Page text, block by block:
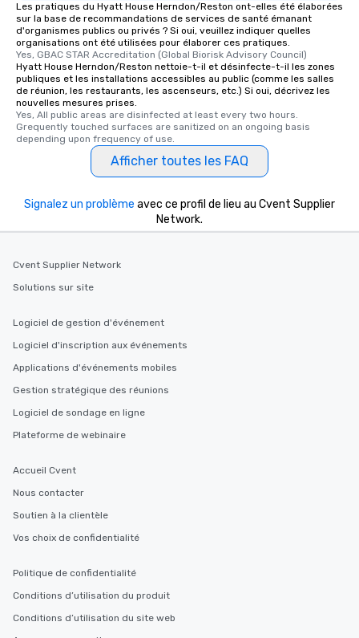
Les pratiques du Hyatt House Herndon/Reston ont-elles été élaborées
sur la base de recommandations de services de santé émanant
d'organismes publics ou privés ? Si oui, veuillez indiquer quelles
organisations ont été utilisées pour élaborer ces pratiques.
Yes, GBAC STAR Accreditation (Global Biorisk Advisory Council)
Hyatt House Herndon/Reston nettoie-t-il et désinfecte-t-il les zones
publiques et les installations accessibles au public (comme les salles
de réunion, les restaurants, les ascenseurs, etc.) Si oui, décrivez les
nouvelles mesures prises.
Yes, All public areas are disinfected at least every two hours.
Grequently touched surfaces are sanitized on an ongoing basis
depending upon frequency of use.
Afficher toutes les FAQ
Signalez un problème avec ce profil de lieu au Cvent Supplier
Network.
Cvent Supplier Network
Solutions sur site
Logiciel de gestion d'événement
Logiciel d'inscription aux événements
Applications d'événements mobiles
Gestion stratégique des réunions
Logiciel de sondage en ligne
Plateforme de webinaire
Accueil Cvent
Nous contacter
Soutien à la clientèle
Vos choix de confidentialité
Politique de confidentialité
Conditions d’utilisation du produit
Conditions d’utilisation du site web